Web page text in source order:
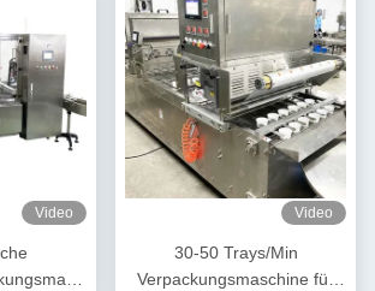
Video Video
30-50 Trays/Min
Verpackungsmaschine für